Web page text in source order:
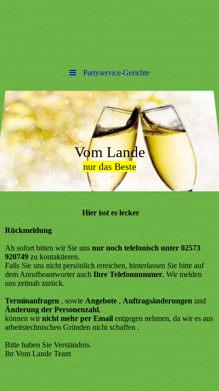
Partyservice-Gerichte
Vom Lande
nur das Beste
Hier isstes lecker
Rückmeldung
Ab sofort bitten wir Sie uns nur noch telefonisch unter 02573
920749 zu kontaktieren.
Falls Sie uns nicht persönlich erreichen, hinterlassen Sie bitte auf
dem Anrufbeantworter auch Ihre Telefonnummer. Wir melden
uns zeitnah zurück.
Terminanfragen , sowie Angebote , Auftragsänderungen und
Änderung der Personenzahl,
können wirnicht mehr per Email entgegen nehmen, da wir es aus
arbeitstechnischen Gründen nicht schaffen .
Bitte haben Sie Verständnis.
Ihr Vom Lande Team